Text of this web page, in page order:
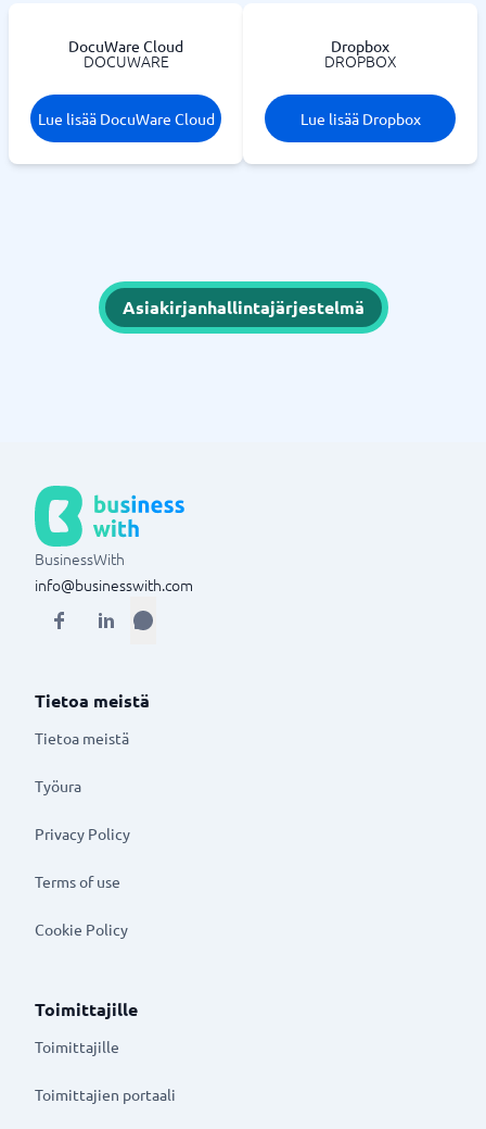
DocuWare Cloud
DOCUWARE
Lue lisää DocuWare Cloud
Dropbox
DROPBOX
Lue lisää Dropbox
Asiakirjanhallintajärjestelmä
BusinessWith
info@businesswith.com
Tietoa meistä
Tietoa meistä
Työura
Privacy Policy
Terms of use
Cookie Policy
Toimittajille
Toimittajille
Toimittajien portaali